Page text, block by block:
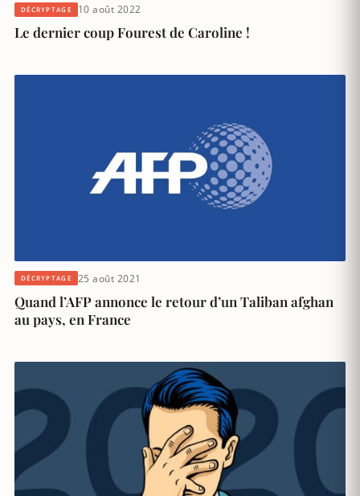
DÉCRYPTAGE 10 août 2022
Le dernier coup Fourest de Caroline !
DÉCRYPTAGE 25 août 2021
Quand l’AFP annonce le retour d’un Taliban afghan
au pays, en France